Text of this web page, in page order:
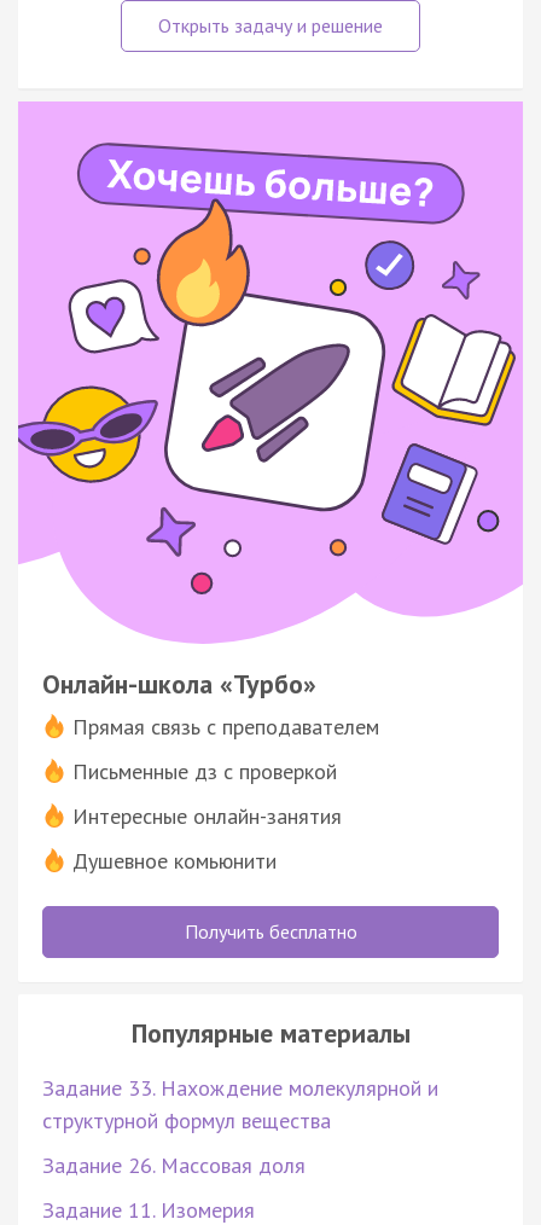
Онлайн-школа «Турбо»
Прямая связь с преподавателем
Письменные дз с проверкой
Интересные онлайн-занятия
Душевное комьюнити
Получить бесплатно
Популярные материалы
Задание 33. Нахождение молекулярной и
структурной формул вещества
Задание 26. Массовая доля
Задание 11. Изомерия